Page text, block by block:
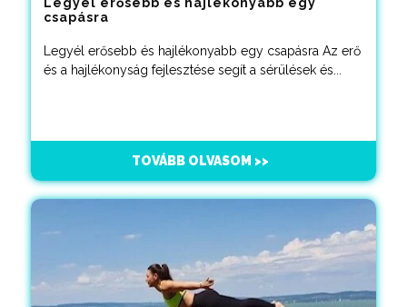
csapásra
Legyél erősebb és hajlékonyabb egy csapásra Az erő
és a hajlékonyság fejlesztése segít a sérülések és...
TOVÁBB OLVASOM >>